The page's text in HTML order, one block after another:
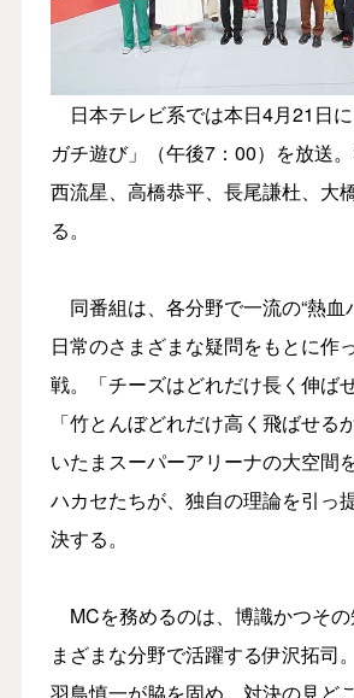
日本テレビ系では本日4月21日
ガチ遊び」（午後7：00）を放送
西流星、高橋恭平、長尾謙杜、大
る。
同番組は、各分野で一流の“熱血
日常のさまざまな疑問をもとに作
戦。「チーズはどれだけ長く伸ば
「竹とんぼどれだけ高く飛ばせる
いたまスーパーアリーナの大空間
ハカセたちが、独自の理論を引っ
決する。
MCを務めるのは、博識かつその
まざまな分野で活躍する伊沢拓司
羽鳥慎一が脇を固め、対決の見ど